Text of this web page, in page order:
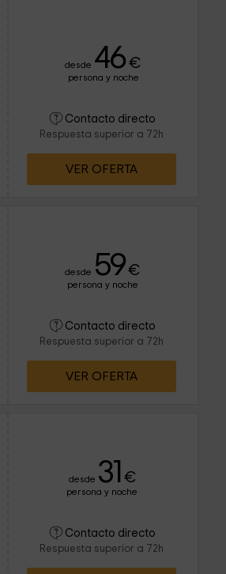
desde 46 €
persona y noche
Contacto directo
Respuesta superior a 72h
VER OFERTA
desde 59€
persona y noche
Contacto directo
Respuesta superior a 72h
VER OFERTA
desde 31 €
persona y noche
Contacto directo
Respuesta superior a 72h